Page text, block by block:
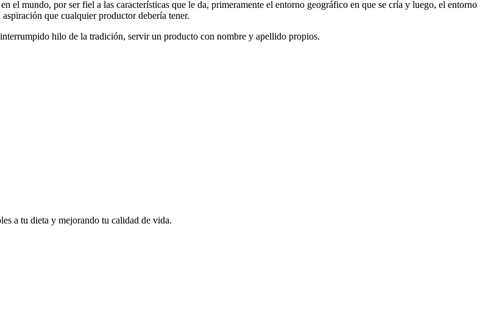
el mundo, por ser fiel a las características que le da, primeramente el entorno geográfico en que se cría y luego, el entorno
que cualquier productor debería tener.
hilo de la tradición, servir un producto con nombre y apellido propios.
a tu dieta y mejorando tu calidad de vida.